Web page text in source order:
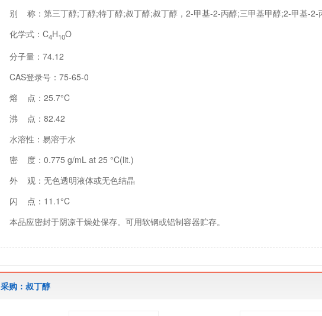
别 称：第三丁醇;丁醇;特丁醇;叔丁醇;叔丁醇，2-甲基-2-丙醇;三甲基甲醇;2-甲基-2-
化学式：C4H10O
分子量：74.12
CAS登录号：75-65-0
熔 点：25.7°C
沸 点：82.42
水溶性：易溶于水
密 度：0.775 g/mL at 25 °C(lit.)
外 观：无色透明液体或无色结晶
闪 点：11.1°C
本品应密封于阴凉干燥处保存。可用软钢或铝制容器贮存。
采购：叔丁醇